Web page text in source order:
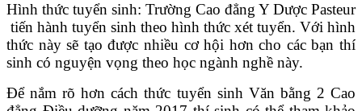
Hình thức tuyển sinh: Trường Cao đẳng Y Dược Pasteur
tiến hành tuyển sinh theo hình thức xét tuyển. Với hình
thức này sẽ tạo được nhiều cơ hội hơn cho các bạn thí
sinh có nguyện vọng theo học ngành nghề này.
Để nắm rõ hơn cách thức tuyển sinh Văn bằng 2 Cao